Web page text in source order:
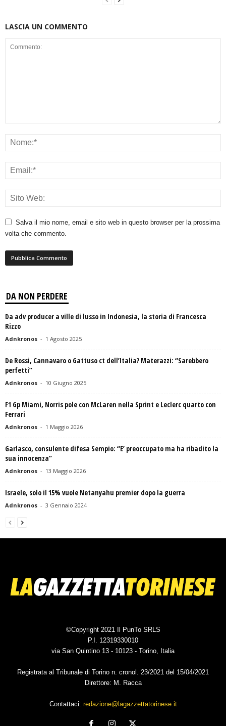
LASCIA UN COMMENTO
Salva il mio nome, email e sito web in questo browser per la prossima
volta che commento.
DA NON PERDERE
Da adv producer a ville di lusso in Indonesia, la storia di Francesca
Rizzo
Adnkronos - 1 Agosto 2025
De Rossi, Cannavaro o Gattuso ct dell’Italia? Materazzi: “Sarebbero
perfetti”
Adnkronos - 10 Giugno 2025
F1 Gp Miami, Norris pole con McLaren nella Sprint e Leclerc quarto con
Ferrari
Adnkronos - 1 Maggio 2026
Garlasco, consulente difesa Sempio: “E’ preoccupato ma ha ribadito la
sua innocenza”
Adnkronos - 13 Maggio 2026
Israele, solo il 15% vuole Netanyahu premier dopo la guerra
Adnkronos - 3 Gennaio 2024
©Copyright 2021 Il PunTo SRLS
P.I. 12319330010
via San Quintino 13 - 10123 - Torino, Italia
Registrata al Tribunale di Torino n. cronol. 23/2021 del 15/04/2021
Direttore: M. Racca
Contattaci: redazione@lagazzettatorinese.it